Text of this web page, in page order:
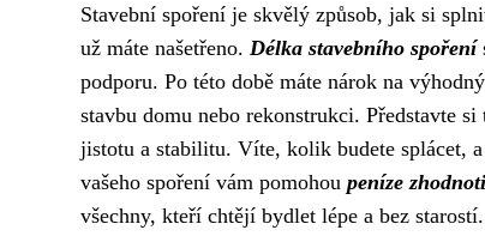
Stavební spoření je skvělý způsob, jak si
už máte našetřeno. Délka stavebního spoření
podporu. Po této době máte nárok na
stavbu domu nebo rekonstrukci. Představte
jistotu a stabilitu. Víte, kolik budete splácet,
vašeho spoření vám pomohou peníze
všechny, kteří chtějí bydlet lépe a bez starostí.